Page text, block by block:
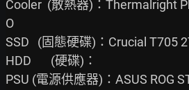
Cooler  (散熱器)：Thermalright
O
SSD   (固態硬碟)：Crucial T705
HDD       (硬碟)：
PSU (電源供應器)：ASUS ROG